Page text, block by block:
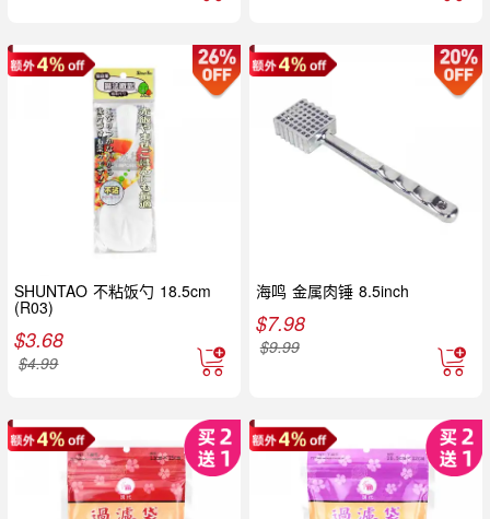
SHUNTAO 不粘饭勺 18.5cm
(R03)
$3.68
$4.99
海鸣 金属肉锤 8.5inch
$7.98
$9.99